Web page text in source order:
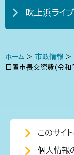
吹上浜ライ
ホーム > 市政情報 >
日置市長交際費(令
このサイ
個人情報